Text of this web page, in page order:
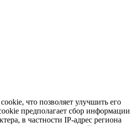
что позволяет улучшить его
предполагает сбор информации
в частности IP-адрес региона